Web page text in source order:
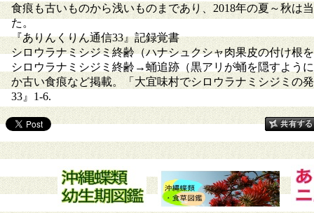
食痕も古いものから浅いものまであり、2018年の夏～秋は
た。
『ありんくりん通信33』記録覚書
シロウラナミシジミ終齢（ハナシュクシャ肉果皮の付け根
シロウラナミシジミ終齢→蛹追跡（黒アリが蛹を隠すよう
か古い食痕など掲載。「大宜味村でシロウラナミシジミの
33』1-6.